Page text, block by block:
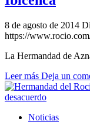
8 de agosto de 2014
https://
La Hermandad de
Leer más Deja un
Noticias